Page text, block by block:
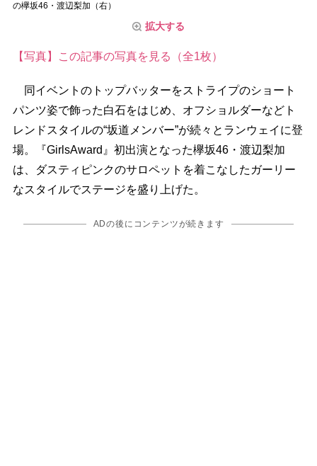
の欅坂46・渡辺梨加（右）
拡大する
【写真】この記事の写真を見る（全1枚）
同イベントのトップバッターをストライプのショート
パンツ姿で飾った白石をはじめ、オフショルダーなどト
レンドスタイルの“坂道メンバー”が続々とランウェイに登
場。『GirlsAward』初出演となった欅坂46・渡辺梨加
は、ダスティピンクのサロペットを着こなしたガーリー
なスタイルでステージを盛り上げた。
ADの後にコンテンツが続きます